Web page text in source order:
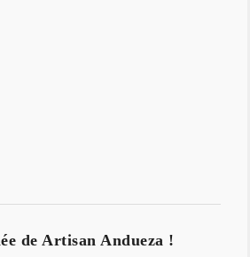
de Artisan Andueza !